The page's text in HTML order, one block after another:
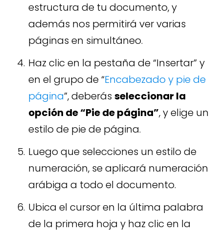
estructura de tu documento, y
además nos permitirá ver varias
páginas en simultáneo.
Haz clic en la pestaña de “Insertar” y
en el grupo de “Encabezado y pie de
página”, deberás seleccionar la
opción de “Pie de página”, y elige un
estilo de pie de página.
Luego que selecciones un estilo de
numeración, se aplicará numeración
arábiga a todo el documento.
Ubica el cursor en la última palabra
de la primera hoja y haz clic en la